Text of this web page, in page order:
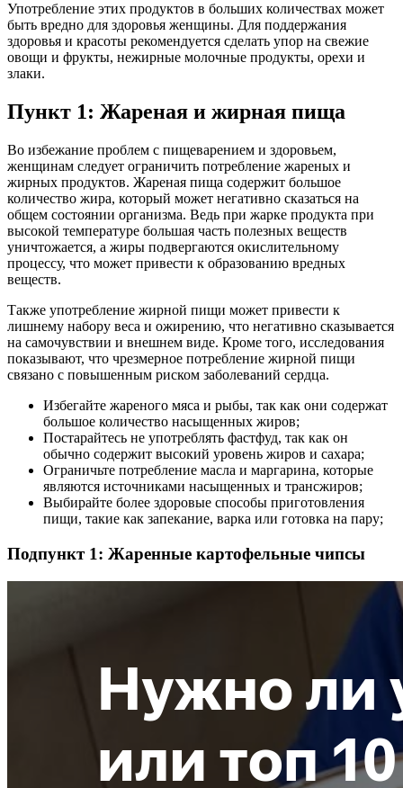
Употребление этих продуктов в больших количествах может
быть вредно для здоровья женщины. Для поддержания
здоровья и красоты рекомендуется сделать упор на свежие
овощи и фрукты, нежирные молочные продукты, орехи и
злаки.
Пункт 1: Жареная и жирная пища
Во избежание проблем с пищеварением и здоровьем,
женщинам следует ограничить потребление жареных и
жирных продуктов. Жареная пища содержит большое
количество жира, который может негативно сказаться на
общем состоянии организма. Ведь при жарке продукта при
высокой температуре большая часть полезных веществ
уничтожается, а жиры подвергаются окислительному
процессу, что может привести к образованию вредных
веществ.
Также употребление жирной пищи может привести к
лишнему набору веса и ожирению, что негативно сказывается
на самочувствии и внешнем виде. Кроме того, исследования
показывают, что чрезмерное потребление жирной пищи
связано с повышенным риском заболеваний сердца.
Избегайте жареного мяса и рыбы, так как они содержат
большое количество насыщенных жиров;
Постарайтесь не употреблять фастфуд, так как он
обычно содержит высокий уровень жиров и сахара;
Ограничьте потребление масла и маргарина, которые
являются источниками насыщенных и трансжиров;
Выбирайте более здоровые способы приготовления
пищи, такие как запекание, варка или готовка на пару;
Подпункт 1: Жаренные картофельные чипсы